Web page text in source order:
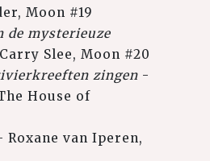
Moon #19
de mysterieuze
Slee, Moon #20
zingen -
House of
Roxane van Iperen,